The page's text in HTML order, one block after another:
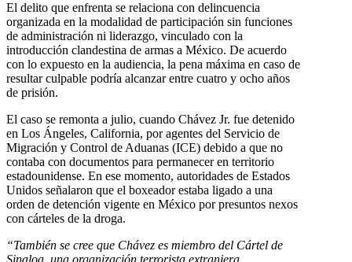
El delito que enfrenta se relaciona con delincuencia
organizada en la modalidad de participación sin funciones
de administración ni liderazgo, vinculado con la
introducción clandestina de armas a México. De acuerdo
con lo expuesto en la audiencia, la pena máxima en caso de
resultar culpable podría alcanzar entre cuatro y ocho años
de prisión.
El caso se remonta a julio, cuando Chávez Jr. fue detenido
en Los Ángeles, California, por agentes del Servicio de
Migración y Control de Aduanas (ICE) debido a que no
contaba con documentos para permanecer en territorio
estadounidense. En ese momento, autoridades de Estados
Unidos señalaron que el boxeador estaba ligado a una
orden de detención vigente en México por presuntos nexos
con cárteles de la droga.
“También se cree que Chávez es miembro del Cártel de
Sinaloa, una organización terrorista extranjera